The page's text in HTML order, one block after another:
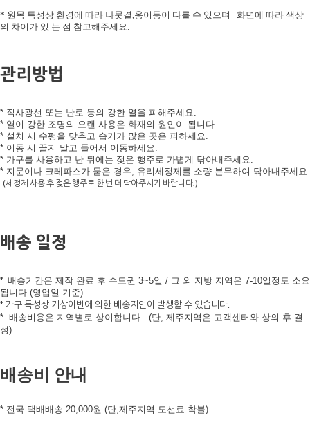
* 원목 특성상 환경에 따라 나뭇결,옹이등이 다를 수 있으며 화면에 따라 색상
의 차이가 있 는 점 참고해주세요.
관리방법
* 직사광선 또는 난로 등의 강한 열을 피해주세요.
* 열이 강한 조명의 오랜 사용은 화재의 원인이 됩니다.
* 설치 시 수평을 맞추고 습기가 많은 곳은 피하세요.
* 이동 시 끌지 말고 들어서 이동하세요.
* 가구를 사용하고 난 뒤에는 젖은 행주로 가볍게 닦아내주세요.
* 지문이나 크레파스가 묻은 경우, 유리세정제를 소량 분무하여 닦아내주세요.
(세정제 사용 후 젖은 행주로 한 번 더 닦아주시기 바랍니다.)
배송 일정
* 배송기간은 제작 완료 후 수도권 3~5일 / 그 외 지방 지역은 7-10일정도 소요
됩니다.(영업일 기준)
* 가구 특성상 기상이변에 의한 배송지연이 발생할 수 있습니다.
* 배송비용은 지역별로 상이합니다.
(단, 제주지역은 고객센터와 상의 후 결
정)
배송비 안내
* 전국 택배배송 20,000원 (단,제주지역 도선료 착불)